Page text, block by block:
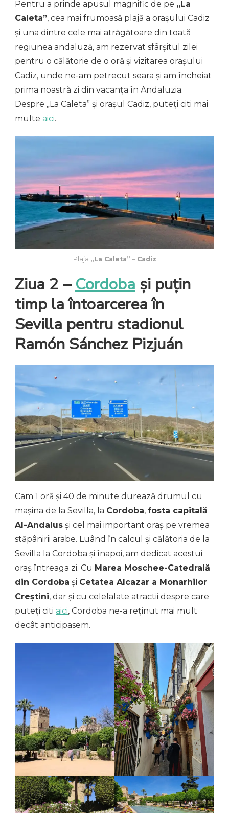
Pentru a prinde apusul magnific de pe „La
Caleta”, cea mai frumoasă plajă a orașului Cadiz
și una dintre cele mai atrăgătoare din toată
regiunea andaluză, am rezervat sfârșitul zilei
pentru o călătorie de o oră și vizitarea orașului
Cadiz, unde ne-am petrecut seara și am încheiat
prima noastră zi din vacanța în Andaluzia.
Despre „La Caleta” și orașul Cadiz, puteți citi mai
multe aici.
Plaja „La Caleta” –Cadiz
Ziua 2 –Cordoba și puțin
timp la întoarcerea în
Sevilla pentru stadionul
Ramón Sánchez Pizjuán
Cam 1 oră și 40 de minute durează drumul cu
mașina de la Sevilla, la Cordoba, fosta capitală
Al-Andalus și cel mai important oraș pe vremea
stăpânirii arabe. Luând în calcul și călătoria de la
Sevilla la Cordoba și înapoi, am dedicat acestui
oraș întreaga zi. Cu Marea Moschee-Catedrală
din Cordoba și Cetatea Alcazar a Monarhilor
Creștini, dar și cu celelalate atractii despre care
puteți citi aici, Cordoba ne-a reținut mai mult
decât anticipasem.